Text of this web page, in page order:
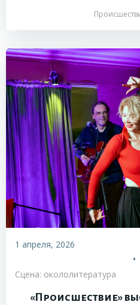
1 апреля, 2026
•
Сцена: окололитература
«Происшествие»